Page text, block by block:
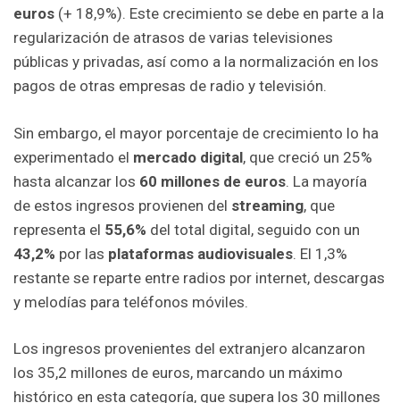
euros (+ 18,9%). Este crecimiento se debe en parte a la
regularización de atrasos de varias televisiones
públicas y privadas, así como a la normalización en los
pagos de otras empresas de radio y televisión.
Sin embargo, el mayor porcentaje de crecimiento lo ha
experimentado el mercado digital, que creció un 25%
hasta alcanzar los 60 millones de euros. La mayoría
de estos ingresos provienen del streaming, que
representa el 55,6% del total digital, seguido con un
43,2% por las plataformas audiovisuales. El 1,3%
restante se reparte entre radios por internet, descargas
y melodías para teléfonos móviles.
Los ingresos provenientes del extranjero alcanzaron
los 35,2 millones de euros, marcando un máximo
histórico en esta categoría, que supera los 30 millones